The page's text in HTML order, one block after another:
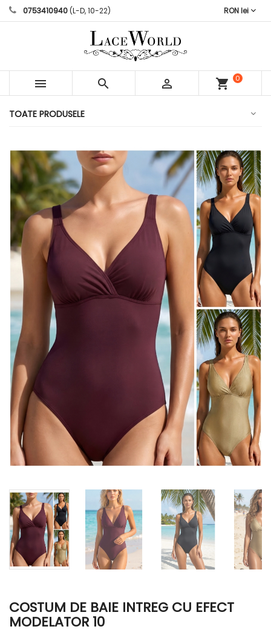
0753410940(L-D, 10-22) RON lei
   shopping_cart
0
TOATE PRODUSELE
COSTUM DE BAIE INTREG CU EFECT
MODELATOR 10